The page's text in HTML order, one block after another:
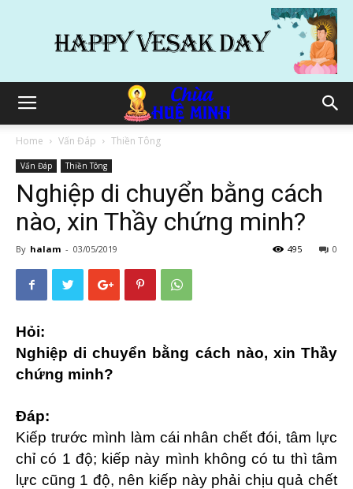
Home Vấn Đáp Thiền Tông
Vấn Đáp Thiền Tông
Nghiệp di chuyển bằng cách
nào, xin Thầy chứng minh?
By halam - 03/05/2019 0
495
Hỏi:
Nghiệp di chuyển bằng cách nào, xin Thầy
chứng minh?
Đáp:
Kiếp trước mình làm cái nhân chết đói, tâm lực
chỉ có 1 độ; kiếp này mình không có tu thì tâm
lực cũng 1 độ, nên kiếp này phải chịu quả chết